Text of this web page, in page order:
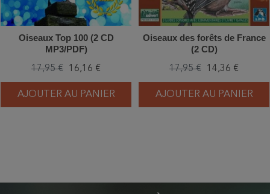
Oiseaux Top 100 (2 CD
MP3/PDF)
17,95 € 16,16 €
AJOUTER AU PANIER
Oiseaux des forêts de France
(2 CD)
17,95 € 14,36 €
AJOUTER AU PANIER